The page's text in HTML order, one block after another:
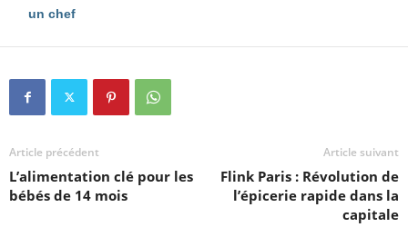
un chef
Article précédent
L’alimentation clé pour les
bébés de 14 mois
Article suivant
Flink Paris : Révolution de
l’épicerie rapide dans la
capitale